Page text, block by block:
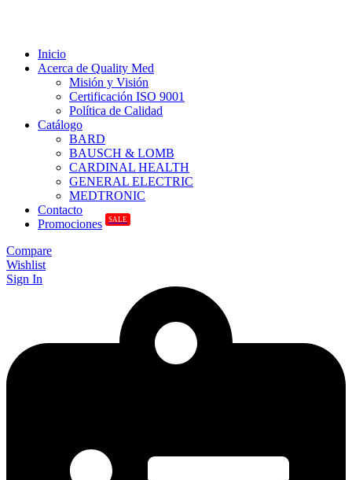
Inicio
Acerca de Quality Med
Misión y Visión
Certificación ISO 9001
Política de Calidad
Catálogo
BARD
BAUSCH & LOMB
CARDINAL HEALTH
GENERAL ELECTRIC
MEDTRONIC
Contacto
Promociones
SALE
Compare
Wishlist
Sign In